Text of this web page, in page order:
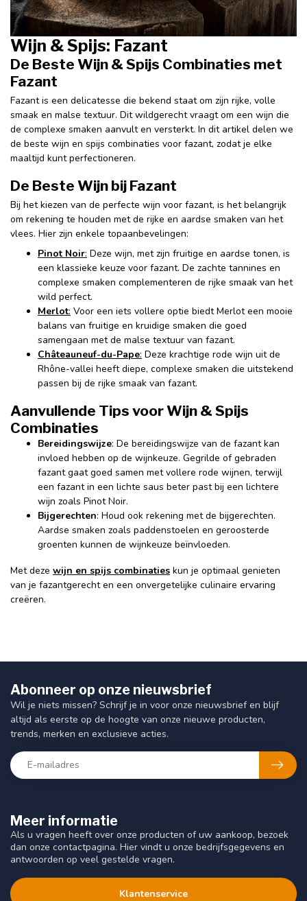
Wijn & Spijs: Fazant
De Beste Wijn & Spijs Combinaties met
Fazant
Fazant is een delicatesse die bekend staat om zijn rijke, volle
smaak en malse textuur. Dit wildgerecht vraagt om een wijn die
de complexe smaken aanvult en versterkt. In dit artikel delen we
de beste wijn en spijs combinaties voor fazant, zodat je elke
maaltijd kunt perfectioneren.
De Beste Wijn bij Fazant
Bij het kiezen van de perfecte wijn voor fazant, is het belangrijk
om rekening te houden met de rijke en aardse smaken van het
vlees. Hier zijn enkele topaanbevelingen:
Pinot Noir: Deze wijn, met zijn fruitige en aardse tonen, is
een klassieke keuze voor fazant. De zachte tannines en
complexe smaken complementeren de rijke smaak van het
wild perfect.
Merlot: Voor een iets vollere optie biedt Merlot een mooie
balans van fruitige en kruidige smaken die goed
samengaan met de malse textuur van fazant.
Châteauneuf-du-Pape: Deze krachtige rode wijn uit de
Rhône-vallei heeft diepe, complexe smaken die uitstekend
passen bij de rijke smaak van fazant.
Aanvullende Tips voor Wijn & Spijs
Combinaties
Bereidingswijze: De bereidingswijze van de fazant kan
invloed hebben op de wijnkeuze. Gegrilde of gebraden
fazant gaat goed samen met vollere rode wijnen, terwijl
een fazant in een lichte saus beter past bij een lichtere
wijn zoals Pinot Noir.
Bijgerechten: Houd ook rekening met de bijgerechten.
Aardse smaken zoals paddenstoelen en geroosterde
groenten kunnen de wijnkeuze beïnvloeden.
Met deze wijn en spijs combinaties kun je optimaal genieten
van je fazantgerecht en een onvergetelijke culinaire ervaring
creëren.
Meer informatie
Als u vragen heeft over onze producten of uw aankoop, bezoek
dan onze contactpagina. Hier vindt u onze bedrijfsgegevens en
antwoorden op veel gestelde vragen.
Klantenservice
Abonneer op onze nieuwsbrief
Wil je niets missen? Schrijf je in voor onze nieuwsbrief en blijf
altijd als eerste op de hoogte van onze nieuwe producten,
trends, merken en exclusieve acties.